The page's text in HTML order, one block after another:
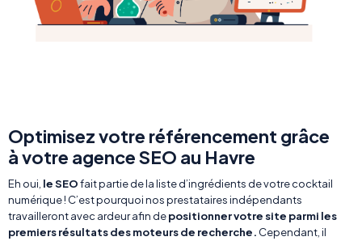
Optimisez votre référencement grâce
à votre agence SEO au Havre
Eh oui, le SEOfait partie de la liste d’ingrédients de votre cocktail
numérique ! C’est pourquoi nos prestataires indépendants
travailleront avec ardeur afin depositionner votre site parmi les
premiers résultats des moteurs de recherche. Cependant, il